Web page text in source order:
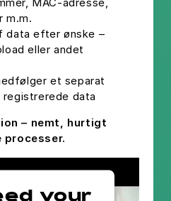
m.m.
data efter ønske –
eller andet
et separat
registrerede data
– nemt, hurtigt